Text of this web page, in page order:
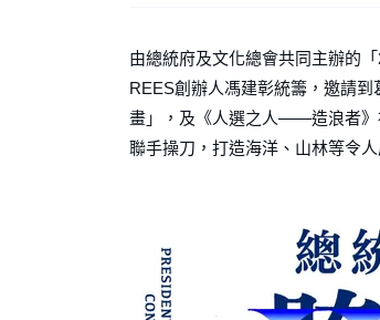
由總統府及文化總會共同主辦的
REES創辦人馮建彰統籌，邀請
畫」，及《人選之人——造浪者》
聯手操刀，打造海洋、山林等令